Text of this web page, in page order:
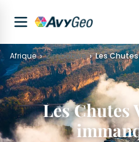
Afrique Zimbabwe Les
Les Chutes